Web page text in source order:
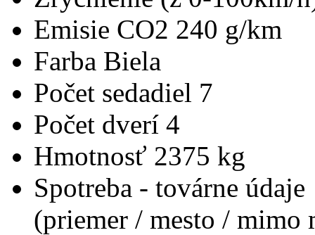
Emisie CO2 240 g/km
Farba Biela
Počet sedadiel 7
Počet dverí 4
Hmotnosť 2375 kg
Spotreba - továrne údaje
(priemer / mesto / mimo